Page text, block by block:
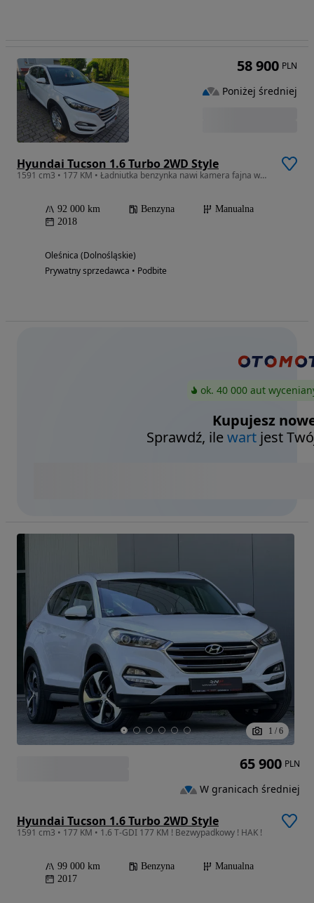
Hyundai Tucson 1.6 Turbo 2WD Style
1591 cm3 • 177 KM • Ładniutka benzynka nawi kamera fajna wersja !
92 000 km Benzyna
Manualna
2018
Oleśnica (Dolnośląskie)
Prywatny sprzedawca • Podbite
58 900 PLN
Poniżej średniej
ok. 40 000 aut
Kupujesz
Sprawdź, ilewart jest
1 / 6
Hyundai Tucson 1.6 Turbo 2WD Style
1591 cm3 • 177 KM • 1.6 T-GDI 177 KM ! Bezwypadkowy ! HAK !
99 000 km Benzyna
Manualna
2017
65 900 PLN
W granicach średniej